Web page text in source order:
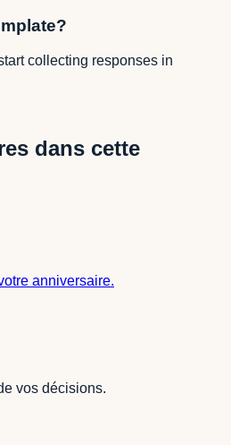
collecting responses in
dans cette
anniversaire.
vos décisions.